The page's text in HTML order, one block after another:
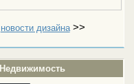
новости дизайна>>
Недвижимость